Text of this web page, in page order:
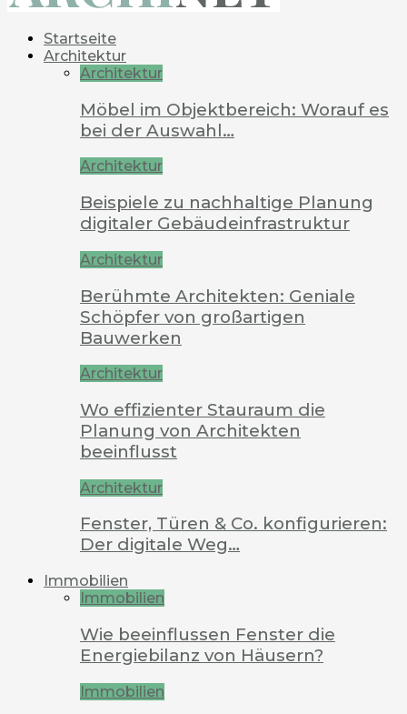
Startseite
Architektur
Architektur
Möbel im Objektbereich: Worauf es
bei der Auswahl…
Architektur
Beispiele zu nachhaltige Planung
digitaler Gebäudeinfrastruktur
Architektur
Berühmte Architekten: Geniale
Schöpfer von großartigen
Bauwerken
Architektur
Wo effizienter Stauraum die
Planung von Architekten
beeinflusst
Architektur
Fenster, Türen & Co. konfigurieren:
Der digitale Weg…
Immobilien
Immobilien
Wie beeinflussen Fenster die
Energiebilanz von Häusern?
Immobilien